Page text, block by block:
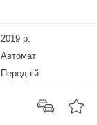
2019 р.
Автомат
Передній